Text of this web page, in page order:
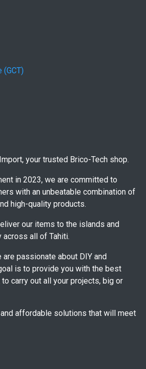
your trusted Brico-Tech shop.
in 2023, we are committed to
with an unbeatable combination of
high-quality products.
our items to the islands and
all of Tahiti.
are passionate about DIY and
is to provide you with the best
carry out all your projects, big or
affordable solutions that will meet